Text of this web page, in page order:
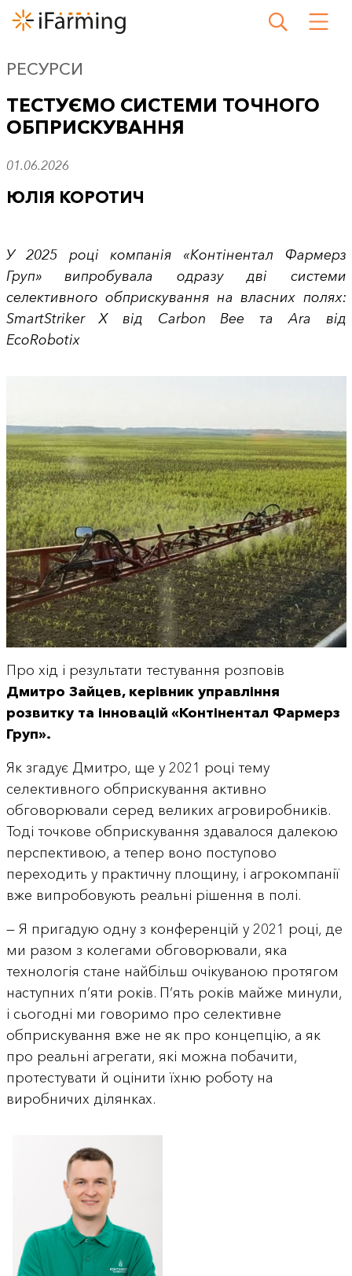
РЕСУРСИ
ТЕСТУЄМО СИСТЕМИ ТОЧНОГО
ОБПРИСКУВАННЯ
01.06.2026
ЮЛІЯ КОРОТИЧ
У 2025 році компанія «Контінентал Фармерз
Груп» випробувала одразу дві системи
селективного обприскування на власних полях:
SmartStriker X від Carbon Bee та Ara від
EcoRobotix
Про хід і результати тестування розповів
Дмитро Зайцев, керівник управління
розвитку та інновацій «Контінентал Фармерз
Груп».
Як згадує Дмитро, ще у 2021 році тему
селективного обприскування активно
обговорювали серед великих агровиробників.
Тоді точкове обприскування здавалося далекою
перспективою, а тепер воно поступово
переходить у практичну площину, і агрокомпанії
вже випробовують реальні рішення в полі.
— Я пригадую одну з конференцій у 2021 році, де
ми разом з колегами обговорювали, яка
технологія стане найбільш очікуваною протягом
наступних п’яти років. П’ять років майже минули,
і сьогодні ми говоримо про селективне
обприскування вже не як про концепцію, а як
про реальні агрегати, які можна побачити,
протестувати й оцінити їхню роботу на
виробничих ділянках.